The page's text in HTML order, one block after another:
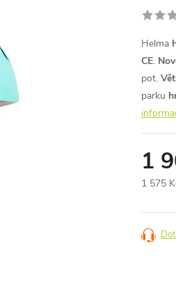
Helma
CE.
pot.
parku
1
1 575
cena: